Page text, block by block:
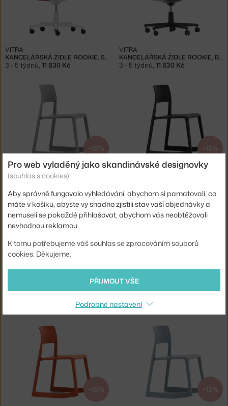
KANCELÁŘSKÁ ŽIDLE ROOKIE, SOFT GREY/RED
VITRA
3 - 5 týdnů, 11 830 Kč
KANCELÁŘSKÁ ŽIDLE ROOKIE, BLACK/CREAM WHITE
VITRA
3 - 5 týdnů, 11 830 Kč
−15 %
ŽIDLE TIP TON RE, DARK GREY
VITRA
−15 %
VITRA
−15 %
VITRA
7 846 Kč
−15 %
VITRA
Skladem 1 ks
−15 % −15 %
Pro web vyladěný jako skandinávské designovky
(souhlas s cookies)
Aby správně fungovalo vyhledávání, abychom si pamatovali, co
máte v košíku, abyste vy snadno zjistili stav vaší objednávky a
nemuseli se pokaždé přihlašovat, abychom vás neobtěžovali
nevhodnou reklamou.
K tomu potřebujeme váš souhlas se zpracováním souborů
cookies. Děkujeme.
PŘIJMOUT VŠE
Podrobné nastavení